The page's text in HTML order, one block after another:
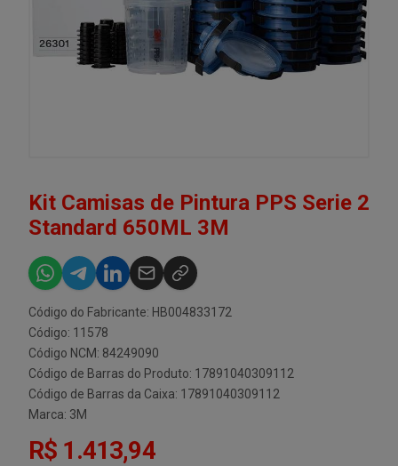
Kit Camisas de Pintura PPS Serie 2
Standard 650ML 3M
Código do Fabricante: HB004833172
Código: 11578
Código NCM: 84249090
Código de Barras do Produto: 17891040309112
Código de Barras da Caixa: 17891040309112
Marca: 3M
R$ 1.413,94